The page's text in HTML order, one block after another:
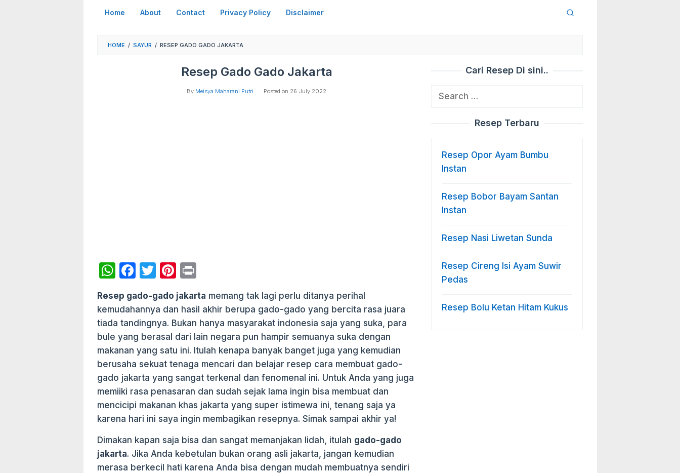
Home About Contact Privacy Policy Disclaimer
HOME / SAYUR / RESEP GADO GADO JAKARTA
Resep Gado Gado Jakarta
By Meisya Maharani Putri Posted on 26 July 2022
W
at
s
A
p
p
F
c
e
b
o
o
k
T
itt
er
Pi
nt
er
e
st
nt
Resep gado-gado jakarta memang tak lagi perlu ditanya perihal
kemudahannya dan hasil akhir berupa gado-gado yang bercita rasa juara
tiada tandingnya. Bukan hanya masyarakat indonesia saja yang suka, para
bule yang berasal dari lain negara pun hampir semuanya suka dengan
makanan yang satu ini. Itulah kenapa banyak banget juga yang kemudian
berusaha sekuat tenaga mencari dan belajar resep cara membuat gado-
gado jakarta yang sangat terkenal dan fenomenal ini. Untuk Anda yang juga
memiiki rasa penasaran dan sudah sejak lama ingin bisa membuat dan
mencicipi makanan khas jakarta yang super istimewa ini, tenang saja ya
karena hari ini saya ingin membagikan resepnya. Simak sampai akhir ya!
Dimakan kapan saja bisa dan sangat memanjakan lidah, itulah gado-gado
jakarta. Jika Anda kebetulan bukan orang asli jakarta, jangan kemudian
merasa berkecil hati karena Anda bisa dengan mudah membuatnya sendiri
Cari Resep Di sini..
Search
Resep Terbaru
Resep Opor Ayam Bumbu
Instan
Resep Bobor Bayam Santan
Instan
Resep Nasi Liwetan Sunda
Resep Cireng Isi Ayam Suwir
Pedas
Resep Bolu Ketan Hitam Kukus